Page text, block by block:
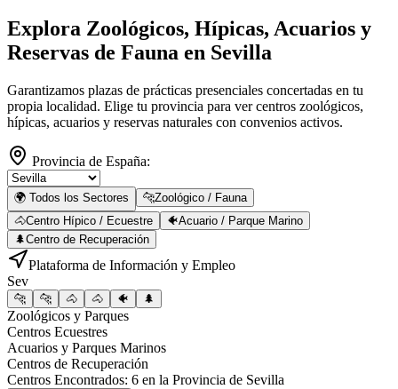
Explora Zoológicos, Hípicas, Acuarios y
Reservas de Fauna en Sevilla
Garantizamos plazas de prácticas presenciales concertadas en tu
propia localidad. Elige tu provincia para ver centros zoológicos,
hípicas, acuarios y reservas naturales con convenios activos.
Provincia de España:
🌍 Todos los Sectores 🐆Zoológico / Fauna
🐴Centro Hípico / Ecuestre 🐠Acuario / Parque Marino
🌲Centro de Recuperación
Plataforma de Información y Empleo
Sev
🐆 🐆 🐴 🐴 🐠 🌲
Zoológicos y Parques
Centros Ecuestres
Acuarios y Parques Marinos
Centros de Recuperación
Centros Encontrados: 6 en la Provincia de Sevilla